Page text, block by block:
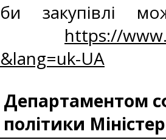
закупівлі
https://
UA
Департаментом
політики